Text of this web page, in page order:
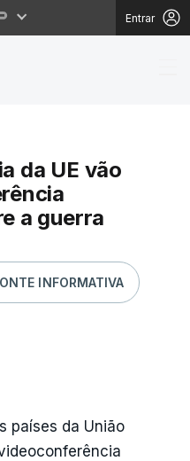
Entrar
Energia
da UE vão
a guerra
INFORMATIVA
países da União